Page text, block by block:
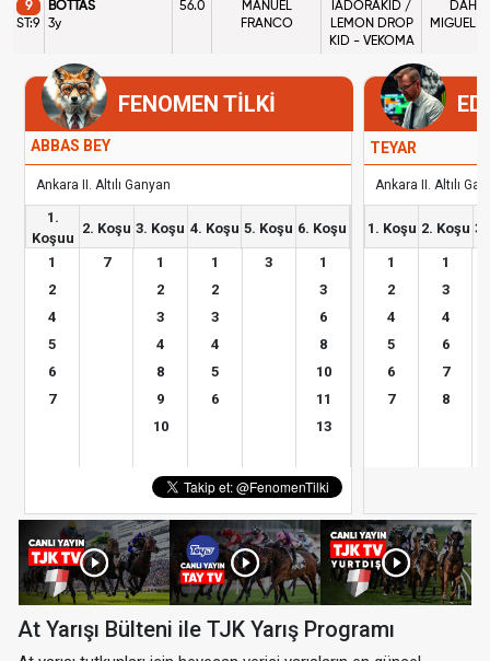
9
ST:9
BOTTAS
3y
56.0
MANUEL
FRANCO
IADORAKID /
LEMON DROP
KID - VEKOMA
MIGUEL
FENOMEN TİLKİ
ABBAS BEY
Ankara II. Altılı Ganyan
1.
Koşuu
2. Koşu 3. Koşu 4. Koşu 5. Koşu 6. Koşu
1
2
4
5
6
7
7
1
2
3
4
8
9
10
1
2
3
4
5
6
3
1
3
6
8
10
11
13
TEYAR
Ankara II. Altılı
1. Koşu 2. Koşu 3.
1
2
4
5
6
7
1
3
4
6
7
8
At Yarışı Bülteni ile TJK Yarış Programı